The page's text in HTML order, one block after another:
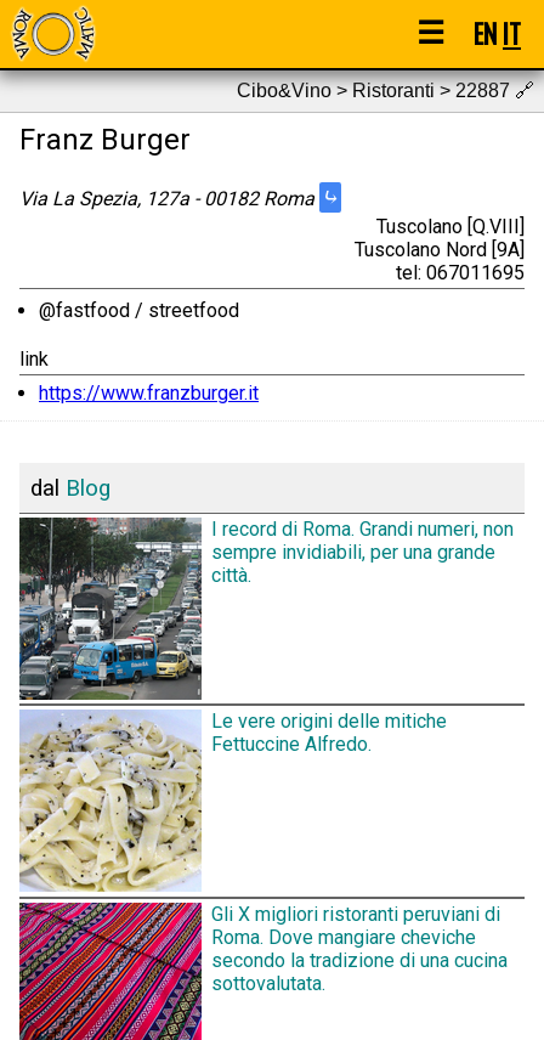
☰ ENIT
Cibo&Vino > Ristoranti > 22887🔗
Franz Burger
Via La Spezia, 127a - 00182 Roma ⤷
Tuscolano [Q.VIII]
Tuscolano Nord [9A]
tel: 067011695
@fastfood / streetfood
link
https://www.franzburger.it
dal Blog
I record di Roma. Grandi numeri, non
sempre invidiabili, per una grande
città.
Le vere origini delle mitiche
Fettuccine Alfredo.
Gli X migliori ristoranti peruviani di
Roma. Dove mangiare cheviche
secondo la tradizione di una cucina
sottovalutata.